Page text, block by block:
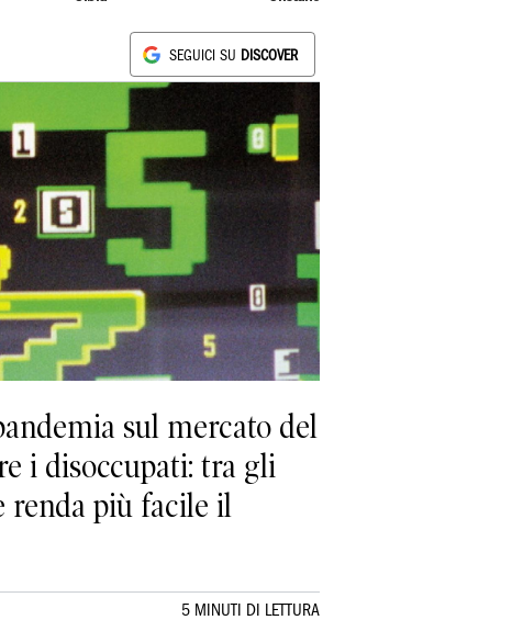
SEGUICI SU DISCOVER
sul mercato del
i disoccupati: tra gli
renda più facile il
5 MINUTI DI LETTURA